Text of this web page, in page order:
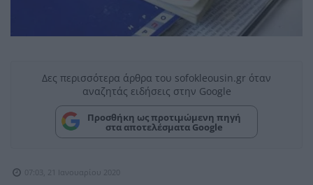
Δες περισσότερα άρθρα του sofokleousin.gr όταν
αναζητάς ειδήσεις στην Google
Προσθήκη ως προτιμώμενη πηγή
στα αποτελέσματα Google
07:03, 21 Ιανουαρίου 2020